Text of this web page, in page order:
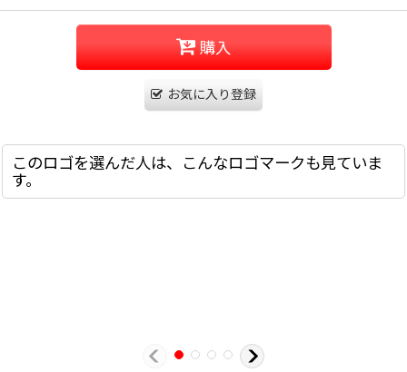
購入
お気に入り登録
このロゴを選んだ人は、こんなロゴマークも見ていま
す。